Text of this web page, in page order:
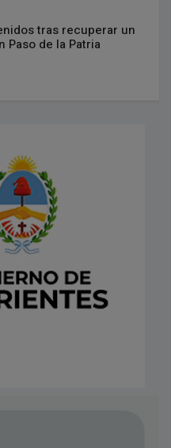
tras recuperar un
Paso de la Patria